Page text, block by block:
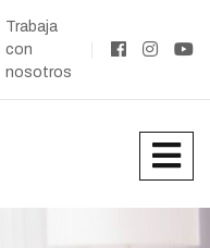
Trabaja
con
nosotros